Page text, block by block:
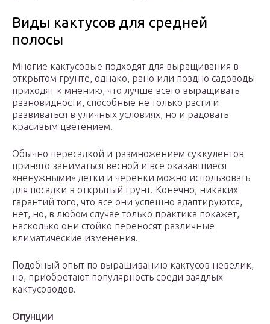
Виды кактусов для средней
полосы
Многие кактусовые подходят для выращивания в
открытом грунте, однако, рано или поздно садоводы
приходят к мнению, что лучше всего выращивать
разновидности, способные не только расти и
развиваться в уличных условиях, но и радовать
красивым цветением.
Обычно пересадкой и размножением суккулентов
принято заниматься весной и все оказавшиеся
«ненужными» детки и черенки можно использовать
для посадки в открытый грунт. Конечно, никаких
гарантий того, что все они успешно адаптируются,
нет, но, в любом случае только практика покажет,
насколько они стойко переносят различные
климатические изменения.
Подобный опыт по выращиванию кактусов невелик,
но, приобретают популярность среди заядлых
кактусоводов.
Опунции